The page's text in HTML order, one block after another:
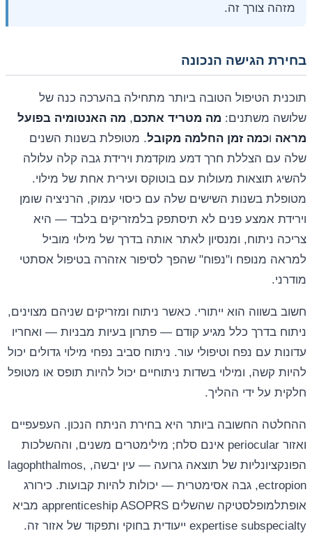
מזהה צורך זה.
בחירת הגישה הנכונה
תוכנית הטיפול הטובה ביותר מתחילה בהערכה כנה של
שלושה משתנים: מה מטריד אתכם, מה האנטומיה בפועל
מראה וכמה זמן החלמה מקובל. מטופלת בשנות השנים
שלה עם הצללת חרך דמע מוקדמת וירידת גבה קלה עלולה
להשיג תוצאות מעולות עם בוטוקס ועירית אחת של מילוי.
מטופלת בשנות השישים שלה עם כיסוי עמוק, הרניציה שומן
וירידת אמצע פנים לא תיסתפק בלמזריקים בלבד — היא
צריכה ניתוח, ומנסיון לאתר אותה בדרך של מילוי מוביל
למראה מנופח ו"נפוח" שהפך לסיפור אזהרה בטיפול אסתטי
מודרני.
חשוב בשווה הוא ייתורי. כאשר ניתוח ומזריקים שניהם מצוינים,
ניתוח בדרך כלל מגיע קודם — פתרון בעיות מבניות — ואחריו
עדונות עם נפח וטיפולי עור. ניתוח סביב נפחי מילוי גדולים יכול
להיות קשה, ומילוי בשדות ניתוחיים יכול להיות תופס או מטופל
חלקית על ידי ההליך.
ההחלטה החשובה ביותר היא בחירת הניתח הנכון. העפעפיים
ואזור periocular אינם סלח; מילימטרים משנים, וההשלכות
הפונקציונליות של תוצאה גרועה — עין יבשה, lagophthalmos,
ectropion, גבה אסימטרית — יכולות להיות קבועות. כירורג
אופתלמופלסטיקה שהשלים apprenticeship ASOPRS מביא
expertise subspecialty ייעודית בחוקי ותפקוד של אזור זה.